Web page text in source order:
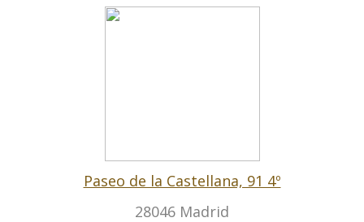
Paseo de la Castellana, 91 4º
28046 Madrid